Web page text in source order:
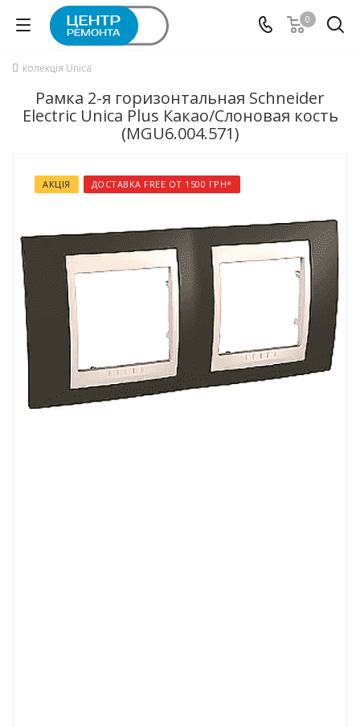
0
колекція Unica
Рамка 2-я горизонтальная Schneider
Electric Unica Plus Какао/Слоновая кость
(MGU6.004.571)
АКЦІЯ ДОСТАВКА FREE ОТ 1500 ГРН*